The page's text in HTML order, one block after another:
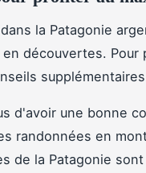
la Patagonie
découvertes.
d'avoir une bonne
randonnées en
de la Patagonie